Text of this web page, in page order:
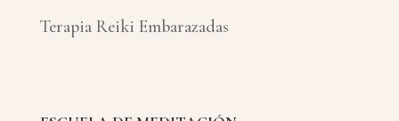
Terapia Reiki Embarazadas